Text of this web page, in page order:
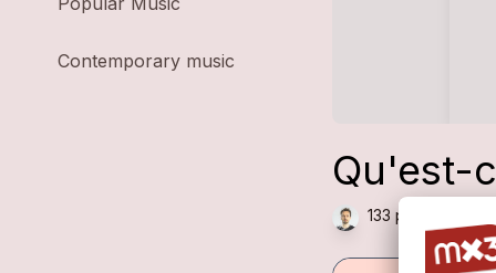
Contemporary music
Qu'est-
133 plays —